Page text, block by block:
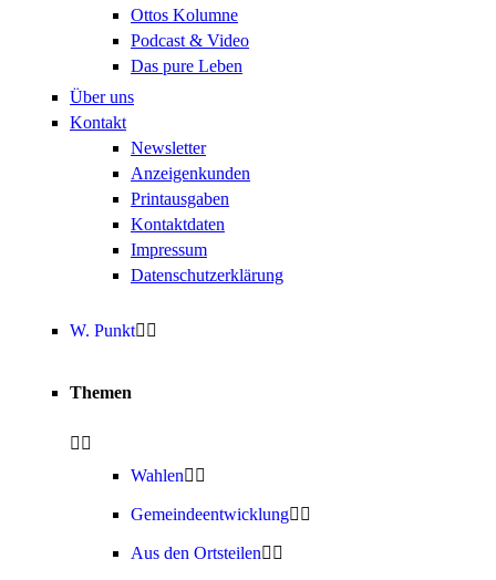
Ottos Kolumne
Podcast & Video
Das pure Leben
Über uns
Kontakt
Newsletter
Anzeigenkunden
Printausgaben
Kontaktdaten
Impressum
Datenschutzerklärung
W. Punkt
Themen
Wahlen
Gemeindeentwicklung
Aus den Ortsteilen